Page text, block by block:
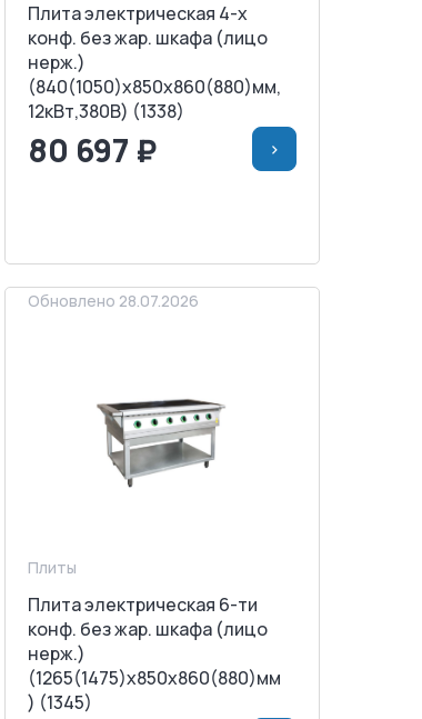
Плита электрическая 4-х
конф. без жар. шкафа (лицо
нерж.)
(840(1050)х850х860(880)мм,
12кВт,380В) (1338)
80 697 ₽ >
Обновлено 28.07.2026
Плиты
Плита электрическая 6-ти
конф. без жар. шкафа (лицо
нерж.)
(1265(1475)х850х860(880)мм
) (1345)